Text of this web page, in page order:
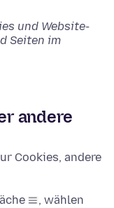
und Website-
Seiten im
andere
Cookies, andere
, wählen